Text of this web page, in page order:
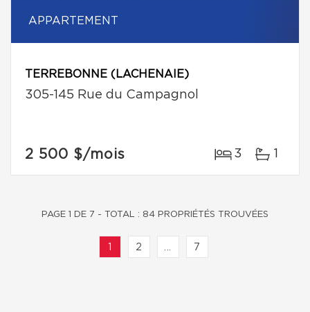
APPARTEMENT
TERREBONNE (LACHENAIE)
305-145 Rue du Campagnol
2 500 $/mois 3 1
2 ... 7
PAGE 1 DE 7 - TOTAL : 84 PROPRIÉTÉS TROUVÉES